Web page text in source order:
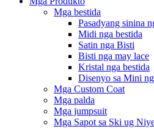
Mga bestida
Pasadyang sinina
Midi nga bestida
Satin nga Bisti
Bisti nga may lace
Kristal nga bestida
Disenyo sa Mini
Mga Custom Coat
Mga palda
Mga jumpsuit
Mga Sapot sa Ski ug